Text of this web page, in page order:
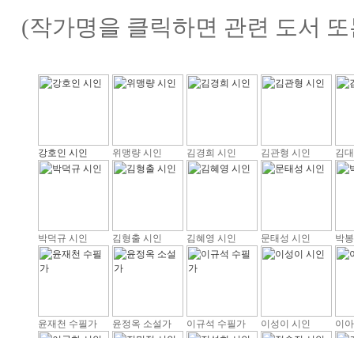
(작가명을 클릭하면 관련 도서
강호인 시인 위맹량 시인 김경희 시인 김관형 시인 김
박덕규 시인 김형출 시인 김혜영 시인 문태성 시인 박
윤재천 수필가 윤정옥 소설가 이규석 수필가 이성이 시인 이